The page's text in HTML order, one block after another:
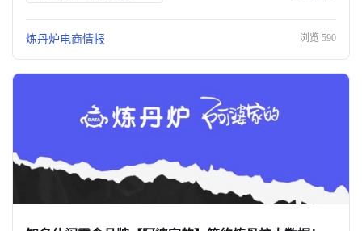
炼丹炉电商情报 浏览 590